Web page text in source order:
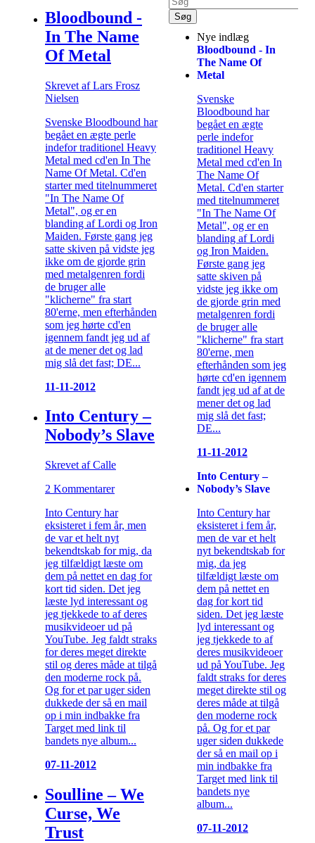
Bloodbound -
In The Name
Of Metal
Skrevet af Lars Frosz
Nielsen
Svenske Bloodbound har
begået en ægte perle
indefor traditionel Heavy
Metal med cd'en In The
Name Of Metal. Cd'en
starter med titelnummeret
"In The Name Of
Metal", og er en
blanding af Lordi og Iron
Maiden. Første gang jeg
satte skiven på vidste jeg
ikke om de gjorde grin
med metalgenren fordi
de bruger alle
"klicherne" fra start
80'erne, men efterhånden
som jeg hørte cd'en
igennem fandt jeg ud af
at de mener det og lad
mig slå det fast; DE...
11-11-2012
Into Century –
Nobody’s Slave
Skrevet af Calle
2 Kommentarer
Into Century har
eksisteret i fem år, men
de var et helt nyt
bekendtskab for mig, da
jeg tilfældigt læste om
dem på nettet en dag for
kort tid siden. Det jeg
læste lyd interessant og
jeg tjekkede to af deres
musikvideoer ud på
YouTube. Jeg faldt straks
for deres meget direkte
stil og deres måde at tilgå
den moderne rock på.
Og for et par uger siden
dukkede der så en mail
op i min indbakke fra
Target med link til
bandets nye album...
07-11-2012
Soulline – We
Curse, We
Trust
Nye indlæg
Bloodbound - In
The Name Of
Metal
Svenske
Bloodbound har
begået en ægte
perle indefor
traditionel Heavy
Metal med cd'en In
The Name Of
Metal. Cd'en starter
med titelnummeret
"In The Name Of
Metal", og er en
blanding af Lordi
og Iron Maiden.
Første gang jeg
satte skiven på
vidste jeg ikke om
de gjorde grin med
metalgenren fordi
de bruger alle
"klicherne" fra start
80'erne, men
efterhånden som jeg
hørte cd'en igennem
fandt jeg ud af at de
mener det og lad
mig slå det fast;
DE...
11-11-2012
Into Century –
Nobody’s Slave
Into Century har
eksisteret i fem år,
men de var et helt
nyt bekendtskab for
mig, da jeg
tilfældigt læste om
dem på nettet en
dag for kort tid
siden. Det jeg læste
lyd interessant og
jeg tjekkede to af
deres musikvideoer
ud på YouTube. Jeg
faldt straks for deres
meget direkte stil og
deres måde at tilgå
den moderne rock
på. Og for et par
uger siden dukkede
der så en mail op i
min indbakke fra
Target med link til
bandets nye
album...
07-11-2012